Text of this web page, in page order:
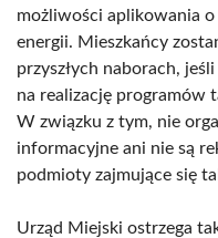
możliwości aplikowania
energii. Mieszkańcy
przyszłych naborach,
na realizację programów
W związku z tym, nie
informacyjne ani nie są
podmioty zajmujące się
Urząd Miejski ostrzega